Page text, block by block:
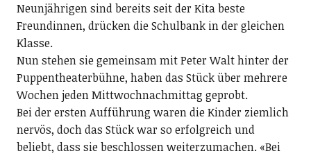
Neunjährigen sind bereits seit der Kita beste
Freundinnen, drücken die Schulbank in der gleichen
Klasse.
Nun stehen sie gemeinsam mit Peter Walt hinter der
Puppentheaterbühne, haben das Stück über mehrere
Wochen jeden Mittwochnachmittag geprobt.
Bei der ersten Aufführung waren die Kinder ziemlich
nervös, doch das Stück war so erfolgreich und
beliebt, dass sie beschlossen weiterzumachen. «Bei